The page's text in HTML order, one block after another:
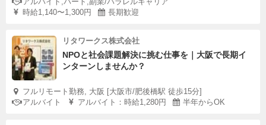
時給1,140〜1,300円
長期歓迎
リタワークス株式会社
NPOと社会課題解決に挑む仕事を｜大阪で長期イ
ンターンしませんか？
フルリモート勤務, 大阪 [大阪市/肥後橋駅 徒歩15分]
アルバイト
アルバイト：時給1,280円 半年からOK